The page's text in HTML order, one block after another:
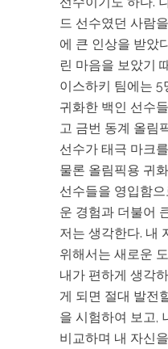
드 선수였던 사람
에 큰 인상을 받았
린 마음을 보았기
이스하키 팀에는 5
귀화한 백인 선수
고 금번 동계 올림
선수가 태극 마크
물론 올림픽용 귀
선수들을 영입함
운 경험과 더불어
저는 생각한다. 내
위해서는 새로운
내가 편하게 생각
게 되면 절대 발전
을 시험하여 보고,
비교하며 내 자신